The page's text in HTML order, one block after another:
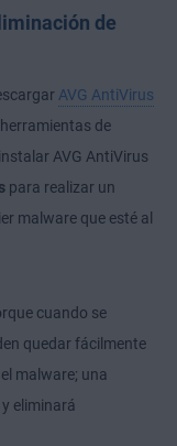
de
AVG AntiVirus
de
AVG AntiVirus
para realizar un
malware que esté al
cuando se
quedar fácilmente
malware; una
eliminará